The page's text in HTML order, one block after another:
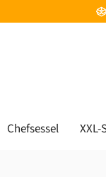
Chefsessel